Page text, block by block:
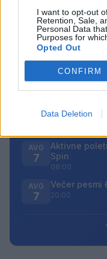
I want to opt-out
Retention, Sale,
Personal Data
Purposes for
Opted Out
CONFIRM
Data Deletion
Failed to fetch
Prihajajoči
AVG
7
Pesem kita
18:00
AVG Smrt Robina
AVG
7
Aktivne
Spin
08:00
AVG
7
Večer pesmi
20:00